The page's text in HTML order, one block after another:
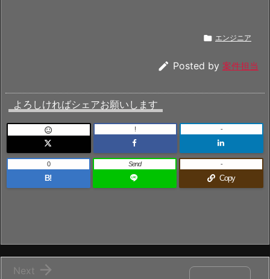
 エンジニア
 Posted by 案件担当
よろしければシェアお願いします
 ! -
B!
0 Send
Copy
-

Next